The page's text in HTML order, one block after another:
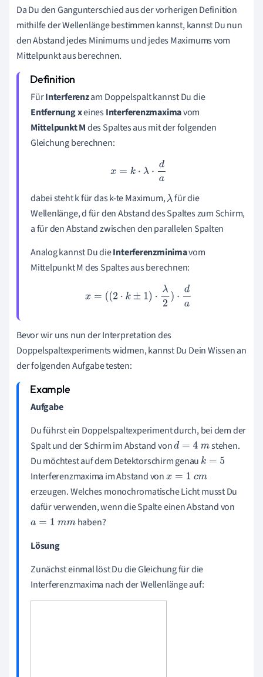
Da Du den Gangunterschied aus der vorherigen Definition
mithilfe der Wellenlänge bestimmen kannst, kannst Du nun
den Abstand jedes Minimums und jedes Maximums vom
Mittelpunkt aus berechnen.
FürInterferenzam Doppelspalt kannst Du die
Entfernung xeinesInterferenzmaximavom
Mittelpunkt Mdes Spaltes aus mit der folgenden
Gleichung berechnen:
x= k⋅ λ ⋅d a
dabei steht k für das k-te Maximum,λ für die
Wellenlänge, d für den Abstand des Spaltes zum Schirm,
a für den Abstand zwischen den parallelen Spalten
Analog kannst Du dieInterferenzminimavom
Mittelpunkt M des Spaltes aus berechnen:
x=(( 2 ⋅k±1 )⋅λ2) ⋅da
Bevor wir uns nun der Interpretation des
Doppelspaltexperiments widmen, kannst Du Dein Wissen an
der folgenden Aufgabe testen:
Aufgabe
Du führst ein Doppelspaltexperiment durch, bei dem der
Spalt und der Schirm im Abstand vond=4 m
stehen.
Du möchtest auf dem Detektorschirm genau k=5
Interferenzmaxima im Abstand vonx= 1c m
erzeugen. Welches monochromatische Licht musst Du
dafür verwenden, wenn die Spalte einen Abstand von
a=1mm
haben?
Lösung
Zunächst einmal löst Du die Gleichung für die
Interferenzmaxima nach der Wellenlänge auf: